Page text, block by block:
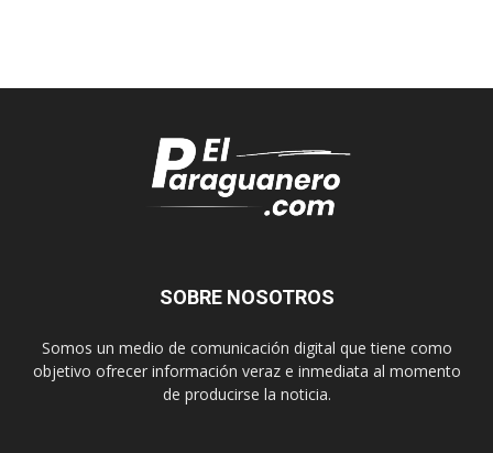
SOBRE NOSOTROS
Somos un medio de comunicación digital que tiene como
objetivo ofrecer información veraz e inmediata al momento
de producirse la noticia.